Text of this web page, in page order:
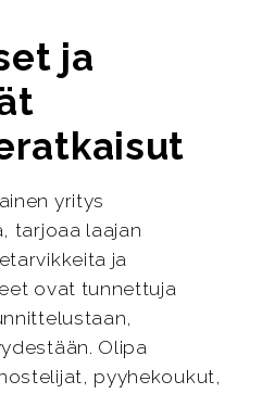
ja
yritys
tarjoaa laajan
ja
ovat tunnettuja
Olipa
pyyhekoukut,